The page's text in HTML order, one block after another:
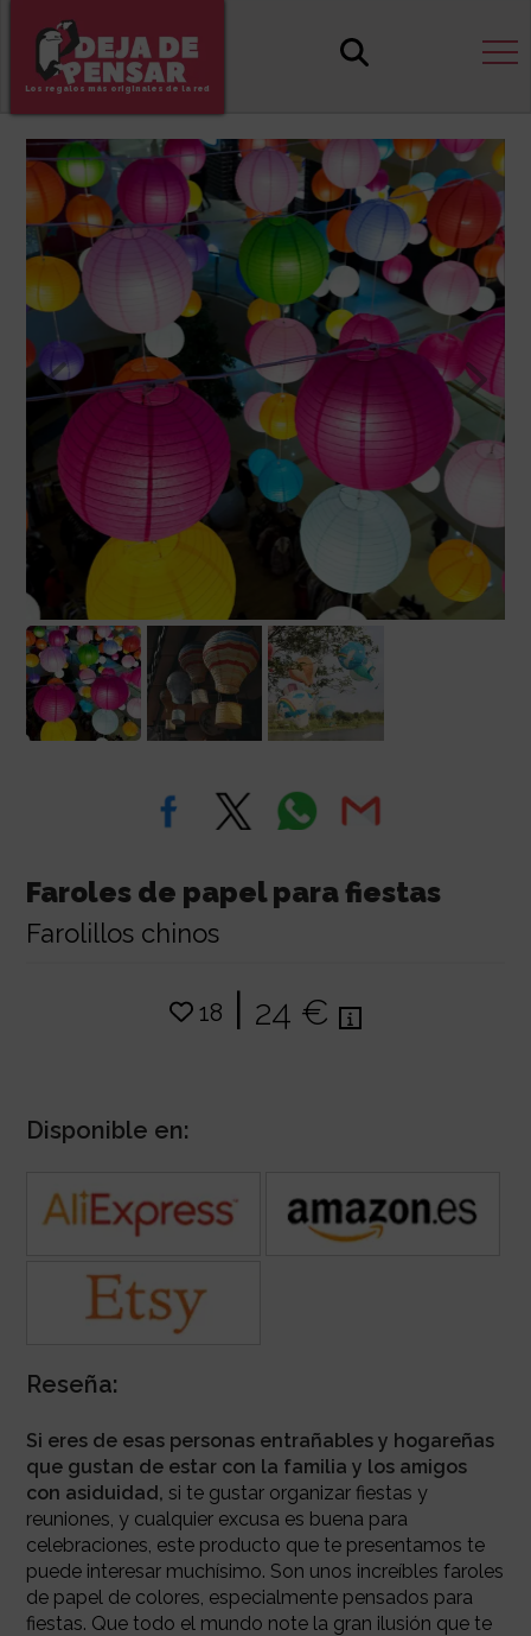
Los regalos más originales de la red
Faroles de papel para fiestas
Farolillos chinos
18 | 24 €
Disponible en:
Reseña:
Si eres de esas personas entrañables y hogareñas
que gustan de estar con la familia y los amigos
con asiduidad, si te gustar organizar fiestas y
reuniones, y cualquier excusa es buena para
celebraciones, este producto que te presentamos te
puede interesar muchísimo. Son unos increíbles faroles
de papel de colores, especialmente pensados para
fiestas. Que todo el mundo note la gran ilusión que te